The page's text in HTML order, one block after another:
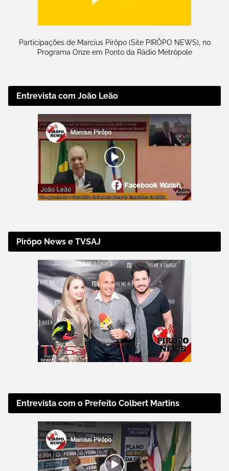
Participações de Marcius Pirôpo (Site PIRÔPO NEWS), no
Programa Onze em Ponto da Rádio Metrópole
Entrevista com João Leão
Pirôpo News e TVSAJ
Entrevista com o Prefeito Colbert Martins